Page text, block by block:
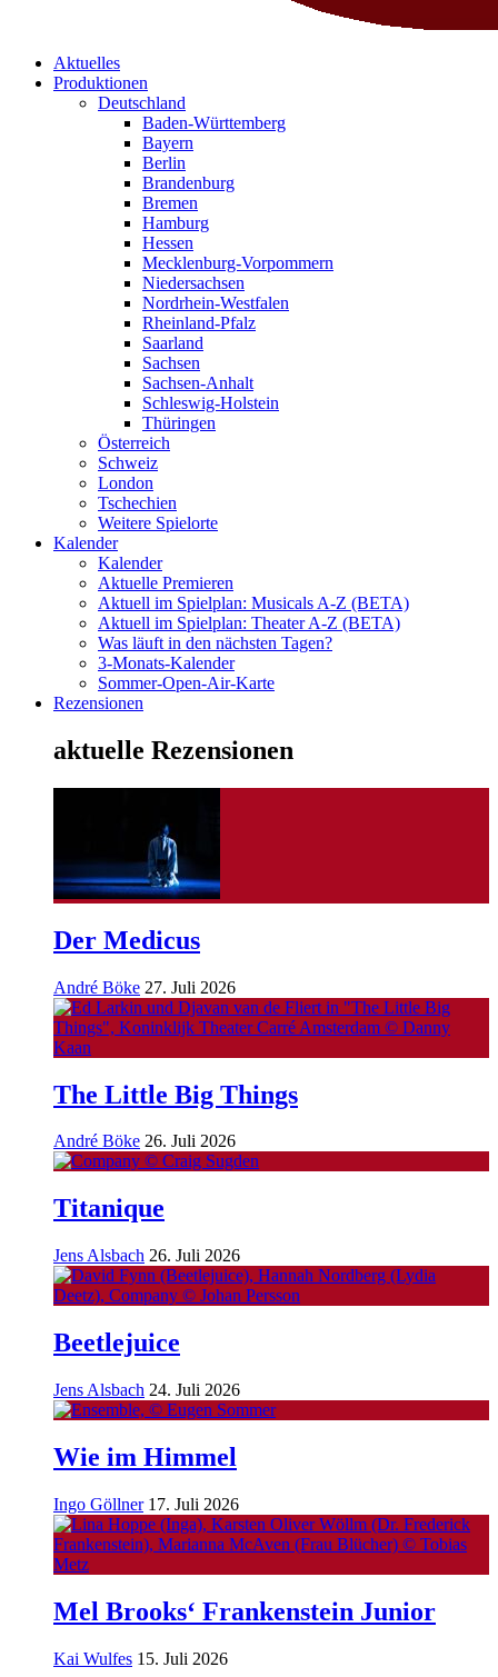
Aktuelles
Produktionen
Deutschland
Baden-Württemberg
Bayern
Berlin
Brandenburg
Bremen
Hamburg
Hessen
Mecklenburg-Vorpommern
Niedersachsen
Nordrhein-Westfalen
Rheinland-Pfalz
Saarland
Sachsen
Sachsen-Anhalt
Schleswig-Holstein
Thüringen
Österreich
Schweiz
London
Tschechien
Weitere Spielorte
Kalender
Kalender
Aktuelle Premieren
Aktuell im Spielplan: Musicals A-Z (BETA)
Aktuell im Spielplan: Theater A-Z (BETA)
Was läuft in den nächsten Tagen?
3-Monats-Kalender
Sommer-Open-Air-Karte
Rezensionen
aktuelle Rezensionen
Der Medicus
André Böke 27. Juli 2026
The Little Big Things
André Böke 26. Juli 2026
Titanique
Jens Alsbach 26. Juli 2026
Beetlejuice
Jens Alsbach 24. Juli 2026
Wie im Himmel
Ingo Göllner 17. Juli 2026
Mel Brooks‘ Frankenstein Junior
Kai Wulfes 15. Juli 2026